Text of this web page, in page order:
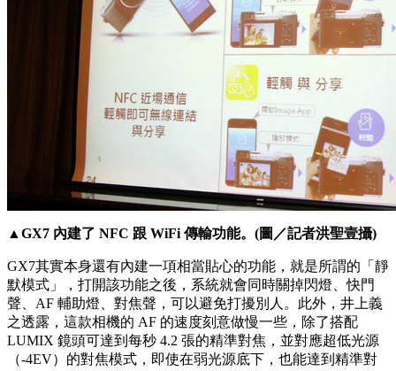
▲GX7 內建了 NFC 跟 WiFi 傳輸功能。(圖／記者洪聖壹攝)
GX7其實本身還有內建一項相當貼心的功能，就是所謂的「靜
默模式」，打開該功能之後，系統就會同時關掉閃燈、快門
聲、AF 輔助燈、對焦聲，可以避免打擾別人。此外，井上義
之透露，這款相機的 AF 的速度刻意做慢一些，除了搭配
LUMIX 鏡頭可達到每秒 4.2 張的精準對焦，並對應超低光源
（-4EV）的對焦模式，即使在弱光源底下，也能達到精準對